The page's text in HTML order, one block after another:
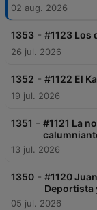
02 aug. 2026
1353 - #1123 Los
26 jul. 2026
1352 - #1122 El
19 jul. 2026
1351 - #1121 La
13 jul. 2026
1350 - #1120
Deportista
05 jul. 2026